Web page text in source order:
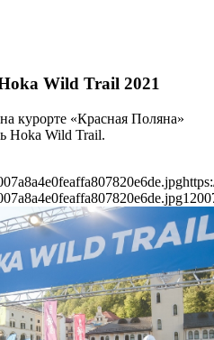
Wild Trail 2021
курорте «Красная Поляна»
Hoka Wild Trail.
1200